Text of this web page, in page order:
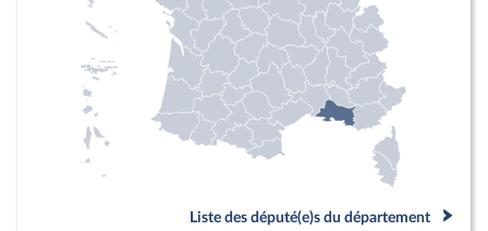
Liste des député(e)s du département